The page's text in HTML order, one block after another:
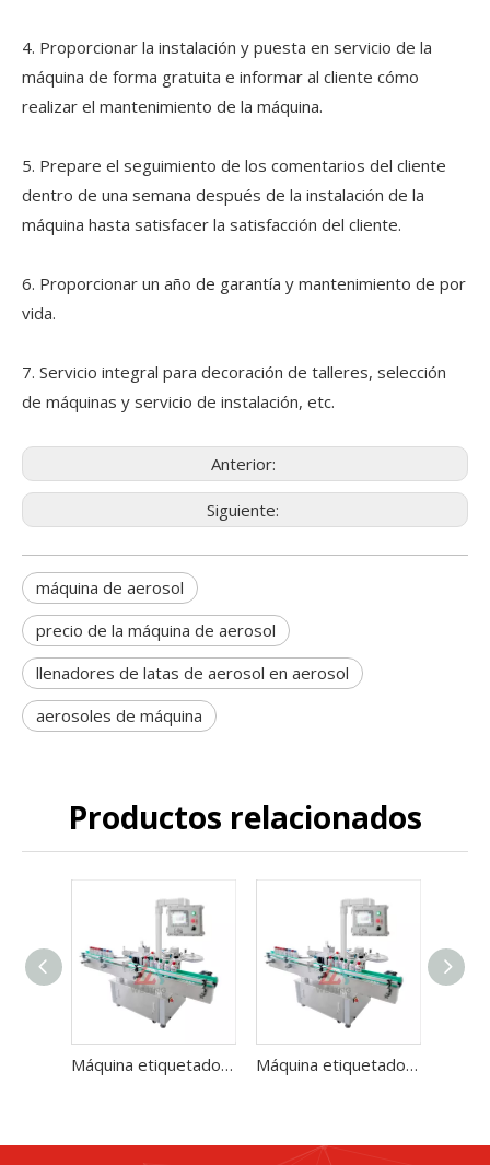
4. Proporcionar la instalación y puesta en servicio de la
máquina de forma gratuita e informar al cliente cómo
realizar el mantenimiento de la máquina.
5. Prepare el seguimiento de los comentarios del cliente
dentro de una semana después de la instalación de la
máquina hasta satisfacer la satisfacción del cliente.
6. Proporcionar un año de garantía y mantenimiento de por
vida.
7. Servicio integral para decoración de talleres, selección
de máquinas y servicio de instalación, etc.
Anterior:
Siguiente:
máquina de aerosol
precio de la máquina de aerosol
llenadores de latas de aerosol en aerosol
aerosoles de máquina
Productos relacionados
Máquina etiquetadora de etiquetas adhesivas para línea de llenado de aerosoles Máquina etiquetadora de etiquetas adhesivas para línea de llenado de aerosoles